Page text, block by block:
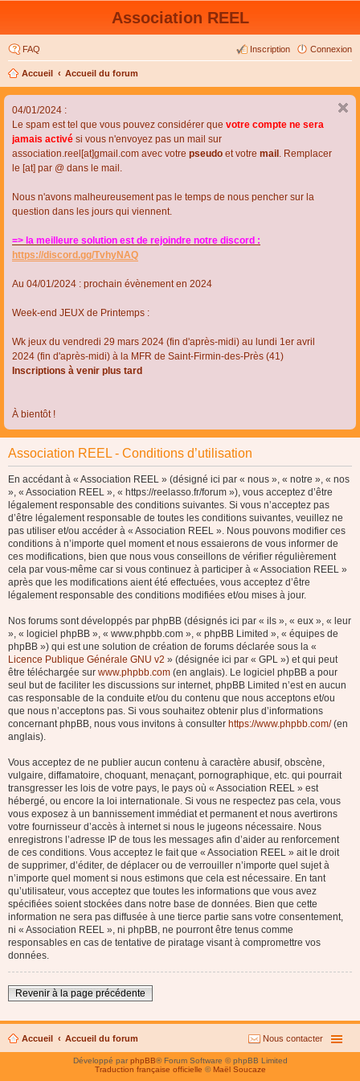
Association REEL
FAQ Connexion
Inscription
Accueil Accueil du forum
04/01/2024 :
Le spam est tel que vous pouvez considérer que votre compte ne sera
jamais activé si vous n'envoyez pas un mail sur
association.reel[at]gmail.com avec votre pseudo et votre mail . Remplacer
le [at] par @ dans le mail.
Nous n'avons malheureusement pas le temps de nous pencher sur la
question dans les jours qui viennent.
=> la meilleure solution est de rejoindre notre discord :
https://discord.gg/TvhyNAQ
Au 04/01/2024 : prochain évènement en 2024
Week-end JEUX de Printemps :
Wk jeux du vendredi 29 mars 2024 (fin d'après-midi) au lundi 1er avril
2024 (fin d'après-midi) à la MFR de Saint-Firmin-des-Près (41)
Inscriptions à venir plus tard
À bientôt !
Association REEL - Conditions d’utilisation
En accédant à « Association REEL » (désigné ici par « nous », « notre », « nos
», « Association REEL », « https://reelasso.fr/forum »), vous acceptez d’être
légalement responsable des conditions suivantes. Si vous n’acceptez pas
d’être légalement responsable de toutes les conditions suivantes, veuillez ne
pas utiliser et/ou accéder à « Association REEL ». Nous pouvons modifier ces
conditions à n’importe quel moment et nous essaierons de vous informer de
ces modifications, bien que nous vous conseillons de vérifier régulièrement
cela par vous-même car si vous continuez à participer à « Association REEL »
après que les modifications aient été effectuées, vous acceptez d’être
légalement responsable des conditions modifiées et/ou mises à jour.
Nos forums sont développés par phpBB (désignés ici par « ils », « eux », « leur
», « logiciel phpBB », « www.phpbb.com », « phpBB Limited », « équipes de
phpBB ») qui est une solution de création de forums déclarée sous la «
Licence Publique Générale GNU v2 » (désignée ici par « GPL ») et qui peut
être téléchargée sur www.phpbb.com (en anglais). Le logiciel phpBB a pour
seul but de faciliter les discussions sur internet, phpBB Limited n’est en aucun
cas responsable de la conduite et/ou du contenu que nous acceptons et/ou
que nous n’acceptons pas. Si vous souhaitez obtenir plus d’informations
concernant phpBB, nous vous invitons à consulter https://www.phpbb.com/(en
anglais).
Vous acceptez de ne publier aucun contenu à caractère abusif, obscène,
vulgaire, diffamatoire, choquant, menaçant, pornographique, etc. qui pourrait
transgresser les lois de votre pays, le pays où « Association REEL » est
hébergé, ou encore la loi internationale. Si vous ne respectez pas cela, vous
vous exposez à un bannissement immédiat et permanent et nous avertirons
votre fournisseur d’accès à internet si nous le jugeons nécessaire. Nous
enregistrons l’adresse IP de tous les messages afin d’aider au renforcement
de ces conditions. Vous acceptez le fait que « Association REEL » ait le droit
de supprimer, d’éditer, de déplacer ou de verrouiller n’importe quel sujet à
n’importe quel moment si nous estimons que cela est nécessaire. En tant
qu’utilisateur, vous acceptez que toutes les informations que vous avez
spécifiées soient stockées dans notre base de données. Bien que cette
information ne sera pas diffusée à une tierce partie sans votre consentement,
ni « Association REEL », ni phpBB, ne pourront être tenus comme
responsables en cas de tentative de piratage visant à compromettre vos
données.
Revenir à la page précédente
Accueil Accueil du forum Nous contacter
Développé parphpBB® Forum Software © phpBB Limited
Traduction française officielle © Maël Soucaze